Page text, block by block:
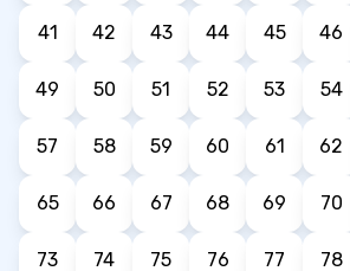
41 42 43 44 45 46
49 50 51 52 53 54
57 58 59 60 61 62
65 66 67 68 69 70
73 74 75 76 77 78